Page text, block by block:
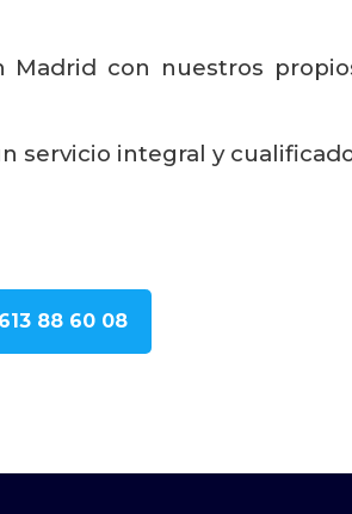
con nuestros
servicio integral y
613 88 60 08